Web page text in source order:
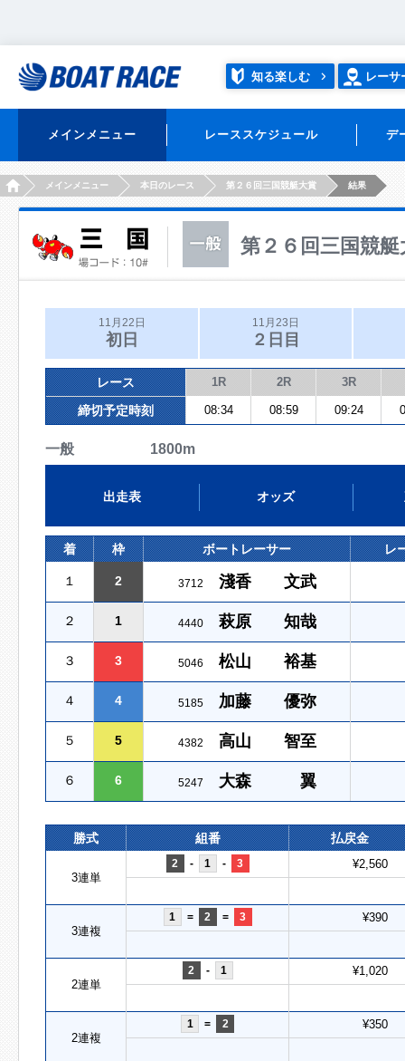
知る楽しむ レーサ
メインメニュー レーススケジュール デ
HOMEメインメニュー 本日のレース 第２６回三国競艇大賞 結果
第２６回三国競艇
11月22日
初日
11月23日
２日目
レース 1R 2R 3R
締切予定時刻 08:34 08:59 09:24
一般 1800m
出走表 オッズ
着 枠 ボートレーサー レ
１ 2 3712 淺香 文武
２ 1 4440 萩原 知哉
３ 3 5046 松山 裕基
４ 4 5185 加藤 優弥
５ 5 4382 高山 智至
６ 6 5247 大森 翼
勝式 組番 払戻金
3連単
2 - 1 - 3 ¥2,560
3連複
1 = 2 = 3 ¥390
2連単
2 - 1 ¥1,020
2連複
1 = 2 ¥350